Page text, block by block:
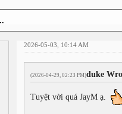
2026-05-03, 10:14 AM
(2026-04-29, 02:23 PM)duke
Tuyệt vời quá JayM ạ.